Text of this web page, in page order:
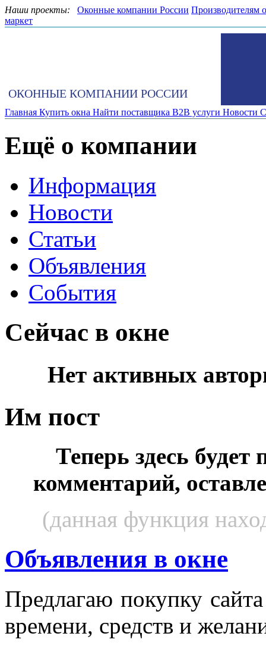
Наши проекты: Оконные компании России Производителям
маркет
ОКОННЫЕ КОМПАНИИ РОССИИ
Главная Купить окна Найти поставщика B2B услуги Новости
Ещё о компании
Информация
Новости
Статьи
Объявления
События
Сейчас в окне
Нет активных
Им пост
Теперь здесь будет
комментарий,
(данная функция
Объявления в окне
Пред­ла­гаю по­куп­ку
вре­мени, средств и